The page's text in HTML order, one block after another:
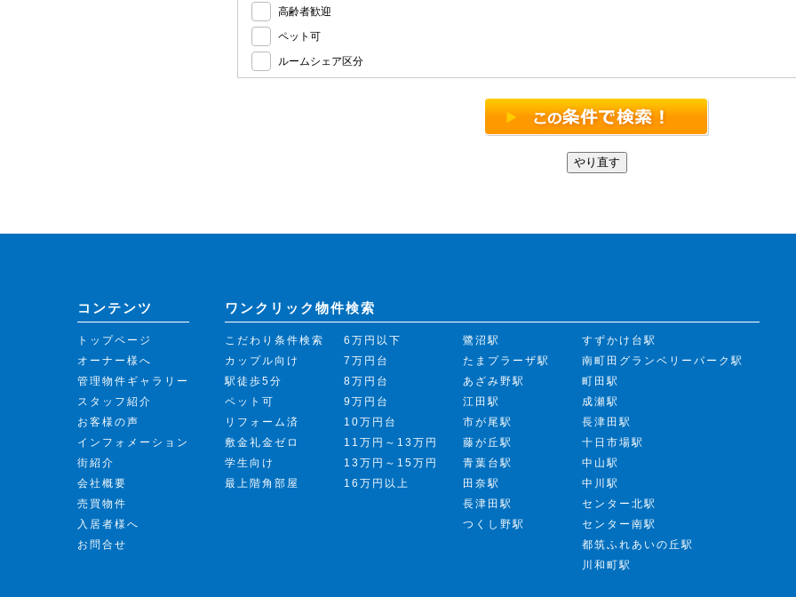
高齢者歓迎
ペット可
ルームシェア区分
コンテンツ
トップページ
オーナー様へ
管理物件ギャラリー
スタッフ紹介
お客様の声
インフォメーション
街紹介
会社概要
売買物件
入居者様へ
お問合せ
ワンクリック物件検索
こだわり条件検索
カップル向け
駅徒歩5分
ペット可
リフォーム済
敷金礼金ゼロ
学生向け
最上階角部屋
6万円以下
7万円台
8万円台
9万円台
10万円台
11万円～13万円
13万円～15万円
16万円以上
鷺沼駅
たまプラーザ駅
あざみ野駅
江田駅
市が尾駅
藤が丘駅
青葉台駅
田奈駅
長津田駅
つくし野駅
すずかけ台駅
南町田グランベリーパーク駅
町田駅
成瀬駅
長津田駅
十日市場駅
中山駅
中川駅
センター北駅
センター南駅
都筑ふれあいの丘駅
川和町駅